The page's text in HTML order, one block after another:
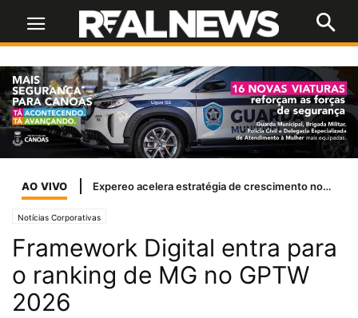
AO VIVO Expereo acelera estratégia de crescimento nos EUA com a nomeação de Margi Shaw como presidente independente
Notícias Corporativas
Framework Digital entra para
o ranking de MG no GPTW
2026